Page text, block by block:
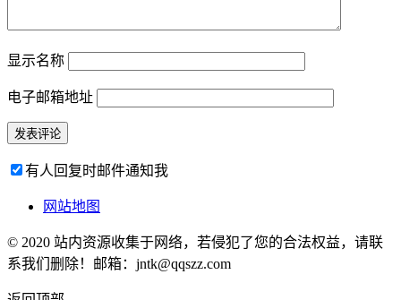
显示名称
电子邮箱地址
有人回复时邮件通知我
网站地图
© 2020 站内资源收集于网络，若侵犯了您的合法权益，请联
系我们删除！邮箱：jntk@qqszz.com